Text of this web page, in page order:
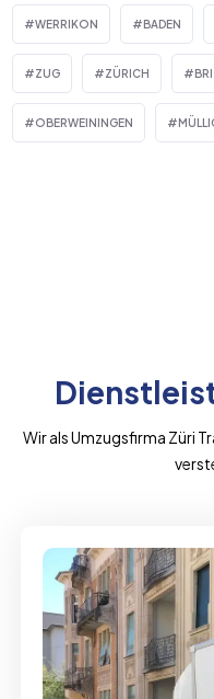
WERRIKON BADEN
ZUG ZÜRICH
OBERWEININGEN
Wir als Umzugsfirma Züri